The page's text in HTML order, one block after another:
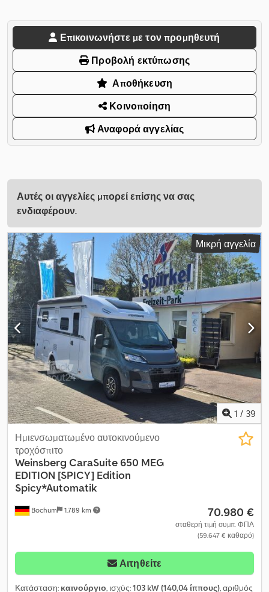
Επικοινωνήστε με τον προμηθευτή
Προβολή εκτύπωσης
Αποθήκευση
Κοινοποίηση
Αναφορά αγγελίας
Αυτές οι αγγελίες μπορεί επίσης να σας
ενδιαφέρουν.
Μικρή αγγελία
1 / 39
Bochum 1.789 km
Ημιενσωματωμένο αυτοκινούμενο
τροχόσπιτο
Weinsberg CaraSuite 650 MEG
EDITION [SPICY] Edition
Spicy*Automatik
70.980 €
σταθερή τιμή συμπ. ΦΠΑ
(59.647 € καθαρό)
Αιτηθείτε
Κατάσταση: καινούργιο, ισχύς:103 kW (140,04 ίππους), αριθμός